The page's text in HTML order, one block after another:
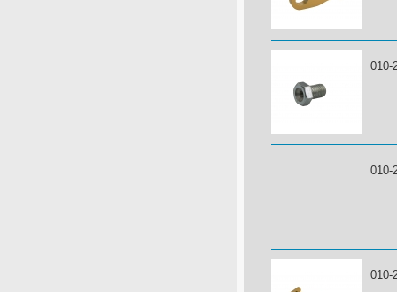
010-
010-
010-